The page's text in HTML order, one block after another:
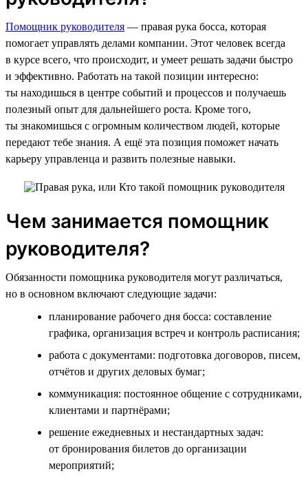
Помощник руководителя — правая рука босса, которая
помогает управлять делами компании. Этот человек всегда
в курсе всего, что происходит, и умеет решать задачи быстро
и эффективно. Работать на такой позиции интересно:
ты находишься в центре событий и процессов и получаешь
полезный опыт для дальнейшего роста. Кроме того,
ты знакомишься с огромным количеством людей, которые
передают тебе знания. А ещё эта позиция поможет начать
карьеру управленца и развить полезные навыки.
Чем занимается помощник
руководителя?
Обязанности помощника руководителя могут различаться,
но в основном включают следующие задачи:
планирование рабочего дня босса: составление
графика, организация встреч и контроль расписания;
работа с документами: подготовка договоров, писем,
отчётов и других деловых бумаг;
коммуникация: постоянное общение с сотрудниками,
клиентами и партнёрами;
решение ежедневных и нестандартных задач:
от бронирования билетов до организации
мероприятий;